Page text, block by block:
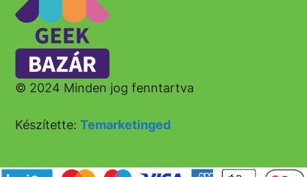
© 2024 Minden jog fenntartva
Készítette:Temarketinged